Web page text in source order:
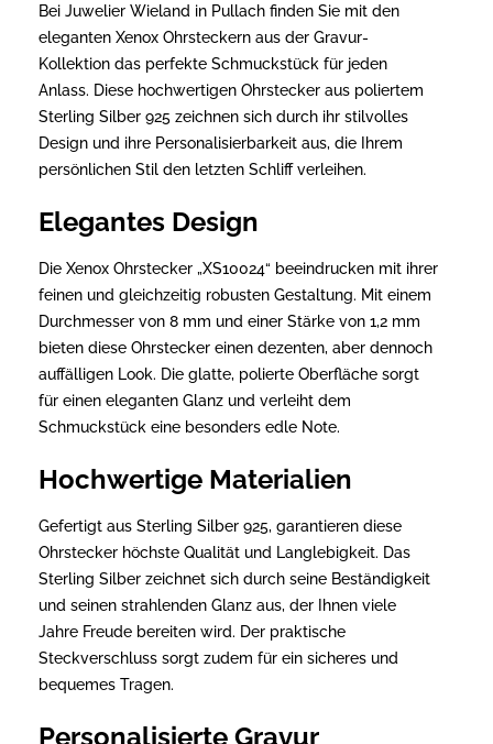
Bei Juwelier Wieland in Pullach finden Sie mit den
eleganten Xenox Ohrsteckern aus der Gravur-
Kollektion das perfekte Schmuckstück für jeden
Anlass. Diese hochwertigen Ohrstecker aus poliertem
Sterling Silber 925 zeichnen sich durch ihr stilvolles
Design und ihre Personalisierbarkeit aus, die Ihrem
persönlichen Stil den letzten Schliff verleihen.
Elegantes Design
Die Xenox Ohrstecker „XS10024“ beeindrucken mit ihrer
feinen und gleichzeitig robusten Gestaltung. Mit einem
Durchmesser von 8 mm und einer Stärke von 1,2 mm
bieten diese Ohrstecker einen dezenten, aber dennoch
auffälligen Look. Die glatte, polierte Oberfläche sorgt
für einen eleganten Glanz und verleiht dem
Schmuckstück eine besonders edle Note.
Hochwertige Materialien
Gefertigt aus Sterling Silber 925, garantieren diese
Ohrstecker höchste Qualität und Langlebigkeit. Das
Sterling Silber zeichnet sich durch seine Beständigkeit
und seinen strahlenden Glanz aus, der Ihnen viele
Jahre Freude bereiten wird. Der praktische
Steckverschluss sorgt zudem für ein sicheres und
bequemes Tragen.
Personalisierte Gravur